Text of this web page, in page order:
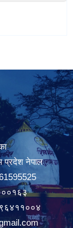
प्रदेश नेपाल